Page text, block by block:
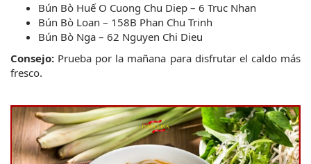
Bún Bò Huế O Cuong Chu Diep – 6 Truc Nhan
Bún Bò Loan – 158B Phan Chu Trinh
Bún Bò Nga – 62 Nguyen Chi Dieu
Consejo: Prueba por la mañana para disfrutar el caldo más
fresco.